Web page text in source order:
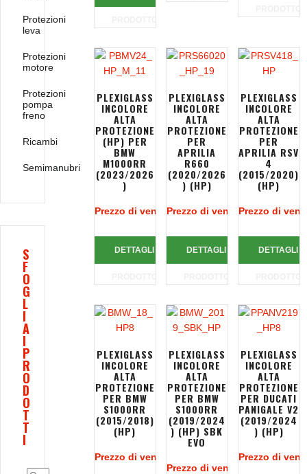
PLEXIGLASS
INCOLORE
ALTA
PROTEZIONE
(HP) PER
BMW
M1000RR
(2023/2026
)
Prezzo di vendita:108,66 €
DETTAGLI
PLEXIGLASS
INCOLORE
ALTA
PROTEZIONE
PER
APRILIA
R660
(2020/2026
) (HP)
Prezzo di vendita:99,32 €
DETTAGLI
PLEXIGLASS
INCOLORE
ALTA
PROTEZIONE
PER
APRILIA RSV
4
(2015/2020)
(HP)
Prezzo di
DETTAGLI
PLEXIGLASS
INCOLORE
ALTA
PROTEZIONE
PER BMW
S1000RR
(2015/2018)
(HP)
Prezzo di vendita:
PLEXIGLASS
INCOLORE
ALTA
PROTEZIONE
PER BMW
S1000RR
(2019/2024
) (HP) SBK
EVO
Prezzo di vendita:
PLEXIGLASS
INCOLORE
ALTA
PROTEZIONE
PER DUCATI
PANIGALE V2
(2019/2024
) (HP)
Prezzo di
Protezioni
leva
Protezioni
motore
Protezioni
pompa
freno
Ricambi
Semimanubri
S
F
O
G
L
I
A
I
P
R
O
D
O
T
T
I